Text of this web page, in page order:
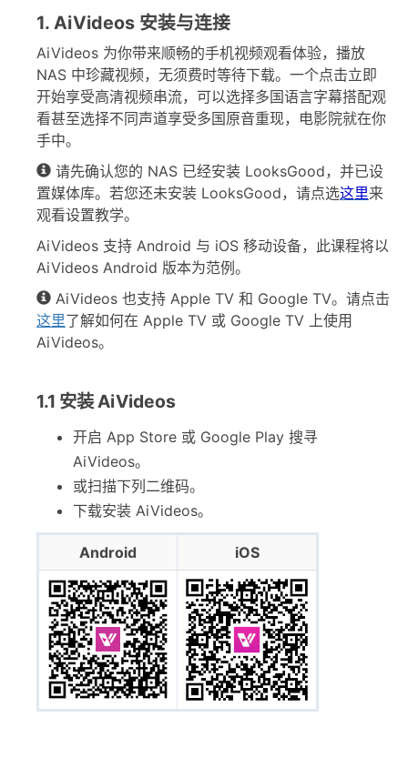
1. AiVideos 安装与连接
AiVideos 为你带来顺畅的手机视频观看体验，播放
NAS 中珍藏视频，无须费时等待下载。一个点击立即
开始享受高清视频串流，可以选择多国语言字幕搭配观
看甚至选择不同声道享受多国原音重现，电影院就在你
手中。
请先确认您的 NAS 已经安装 LooksGood，并已设
置媒体库。若您还未安装 LooksGood，请点选这里来
观看设置教学。
AiVideos 支持 Android 与 iOS 移动设备，此课程将以
AiVideos Android 版本为范例。
AiVideos 也支持 Apple TV 和 Google TV。请点击
这里了解如何在 Apple TV 或 Google TV 上使用
AiVideos。
1.1 安装 AiVideos
开启 App Store 或 Google Play 搜寻
AiVideos。
或扫描下列二维码。
下载安装 AiVideos。
Android iOS